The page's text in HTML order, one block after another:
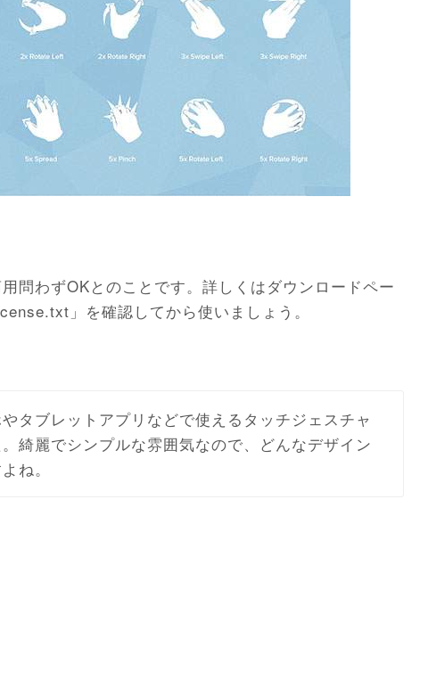
問わずOKとのことです。詳しくはダウンロードペー
」を確認してから使いましょう。
タブレットアプリなどで使えるタッチジェスチャ
綺麗でシンプルな雰囲気なので、どんなデザイン
ね。